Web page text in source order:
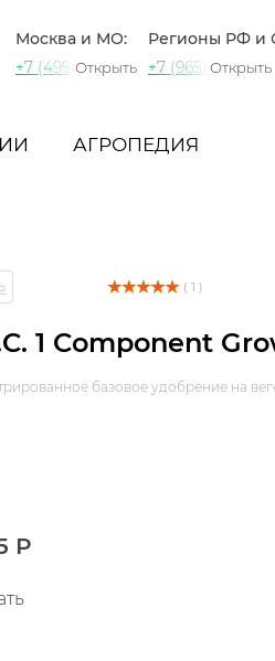
Москва и МО:
+7 (495) 721-60-15
Открыть
Регионы РФ и
+7 (965) 420-10-10
Открыть
АГРОПЕДИЯ
( 1 )
1 Component
базовое удобрение на
Р